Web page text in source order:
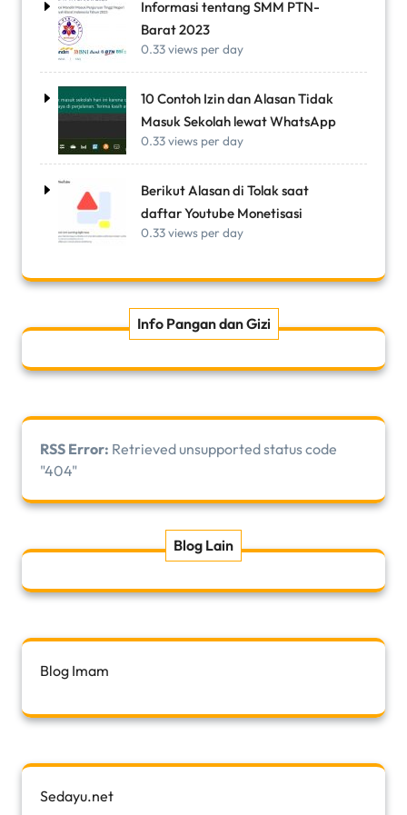
Informasi tentang SMM PTN-
Barat 2023
0.33 views per day
10 Contoh Izin dan Alasan Tidak
Masuk Sekolah lewat WhatsApp
0.33 views per day
Berikut Alasan di Tolak saat
daftar Youtube Monetisasi
0.33 views per day
Info Pangan dan Gizi
RSS Error: Retrieved unsupported status code
"404"
Blog Lain
Blog Imam
Sedayu.net